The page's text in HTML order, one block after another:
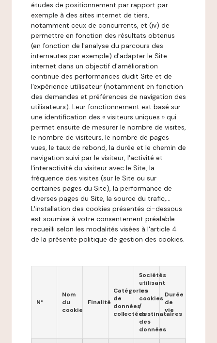
études de positionnement par rapport par
exemple à des sites internet de tiers,
notamment ceux de concurrents, et (iv) de
permettre en fonction des résultats obtenus
(en fonction de l'analyse du parcours des
internautes par exemple) d'adapter le Site
internet dans un objectif d'amélioration
continue des performances dudit Site et de
l'expérience utilisateur (notamment en fonction
des demandes et préférences de navigation des
utilisateurs). Leur fonctionnement est basé sur
une identification des « visiteurs uniques » qui
permet ensuite de mesurer le nombre de visites,
le nombre de visiteurs, le nombre de pages
vues, le taux de rebond, la durée et le chemin de
navigation suivi par le visiteur, l'activité et
l'interactivité du visiteur avec le Site, la
fréquence des visites (sur le Site ou sur
certaines pages du Site), la performance de
diverses pages du Site, la source du trafic,...
L'installation des cookies présentés ci-dessous
est soumise à votre consentement préalable
recueilli selon les modalités visées à l'article 4
de la présente politique de gestion des cookies.
N°
Nom
du
cookie
Finalité
Catégories
de
données
collectées
Sociétés
utilisant
les
cookies
/
destinataires
des
données
Durée
de
vie